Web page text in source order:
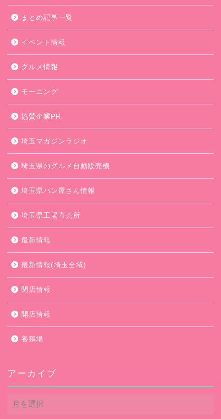
まとめ記事一覧
イベント情報
グルメ情報
モーニング
協賛企業PR
埼玉マガジンラジオ
埼玉県のグルメ自動販売機
埼玉県パン屋さん情報
埼玉県工場直売所
最新情報
最新情報(埼玉全域)
閉店情報
開店情報
養鶏場
アーカイブ
ア
ー